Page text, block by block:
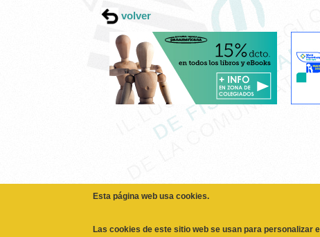
volver
sociales y analizar el tráfico. Además, compartimos